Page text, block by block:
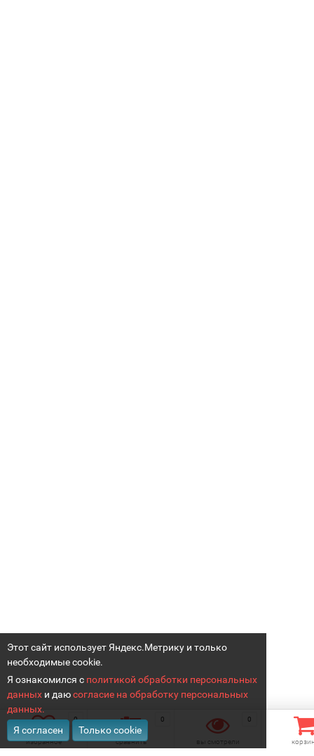
Этот сайт использует Яндекс.Метрику и только
необходимые cookie.
Я ознакомился с политикой обработки персональных
данных и даюсогласие на обработку персональных
данных.
Я согласен
Только cookie
0
избранное
0
сравнить
0
вы смотрели